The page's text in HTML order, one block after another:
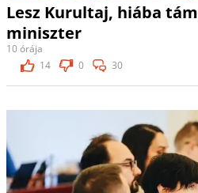
Lesz Kurultaj, hiába
miniszter
10 órája
14
0 30